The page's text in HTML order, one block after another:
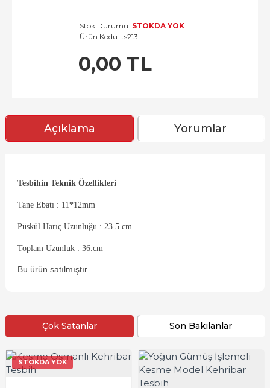
0,00 TL
Stok Durumu: STOKDA YOK
Ürün Kodu: ts213
Açıklama Yorumlar
Tesbihin Teknik Özellikleri
Tane Ebatı : 11*12mm
Püskül Harıç Uzunluğu : 23.5.cm
Toplam Uzunluk : 36.cm
Bu ürün satılmıştır...
Çok Satanlar Son Bakılanlar
STOKDA YOK